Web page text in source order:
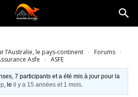
l’Australie, le pays-continent › Forums ›
Asfe › ASFE
7 participants et a été mis à jour pour la
, leil y a 15 années et 1 mois.